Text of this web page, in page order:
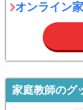
オンライン
家庭教師のグ